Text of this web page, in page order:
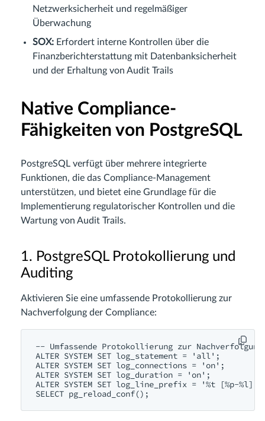
Netzwerksicherheit und regelmäßiger
Überwachung
SOX: Erfordert interne Kontrollen über die
Finanzberichterstattung mit Datenbanksicherheit
und der Erhaltung von Audit Trails
Native Compliance-
Fähigkeiten von PostgreSQL
PostgreSQL verfügt über mehrere integrierte
Funktionen, die das Compliance-Management
unterstützen, und bietet eine Grundlage für die
Implementierung regulatorischer Kontrollen und die
Wartung von Audit Trails.
1. PostgreSQL Protokollierung und
Auditing
Aktivieren Sie eine umfassende Protokollierung zur
Nachverfolgung der Compliance:
-- Umfassende Protokollierung zur
ALTER SYSTEM SET log_statement = 'all';
ALTER SYSTEM SET log_connections = 'on';
ALTER SYSTEM SET log_duration = 'on';
ALTER SYSTEM SET log_line_prefix = '%t [%p-%l]